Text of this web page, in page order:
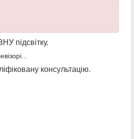
підсвітку.
консультацію.